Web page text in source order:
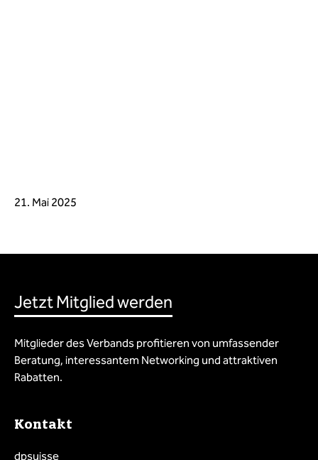
21. Mai 2025
Jetzt Mitglied werden
Mitglieder des Verbands profitieren von umfassender
Beratung, interessantem Networking und attraktiven
Rabatten.
Kontakt
dpsuisse